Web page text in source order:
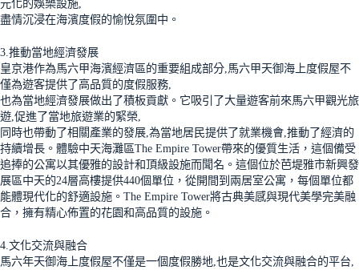
元化的娛樂設施,
盡情沉浸在海濱度假的愉悅氛圍中。
3.推動當地經濟發展
皇京港作為馬六甲海濱經濟區的重要組成部分,馬六甲天御海上度假屋不
僅為遊客提供了高品質的度假服務,
也為當地經濟發展做出了積板貢獻。它吸引了大量遊客前來馬六甲觀光旅
遊,促進了當地旅遊業的緊榮,
同時也帶動了相關產業的發展,為當地居民提供了就業機會,推動了經濟的
持續增長。體驗中天海灘區The Empire Tower帶來的優質生活，這個備受
追捧的公寓以其優雅的設計和頂級設施而聞名。這個位於芭堤雅市新興發
展區中天的24層高樓提供440個單位，從開間到兩居室公寓，每個單位都
能體現代化的舒適設施。The Empire Tower將古典美感與現代美學完美融
合，擁有精心佈置的花園和高品質的設施。
4.文化交流與融合
馬六年天御海上度假屋不僅是一個度假勝地,也是文化交流與融合的平台,